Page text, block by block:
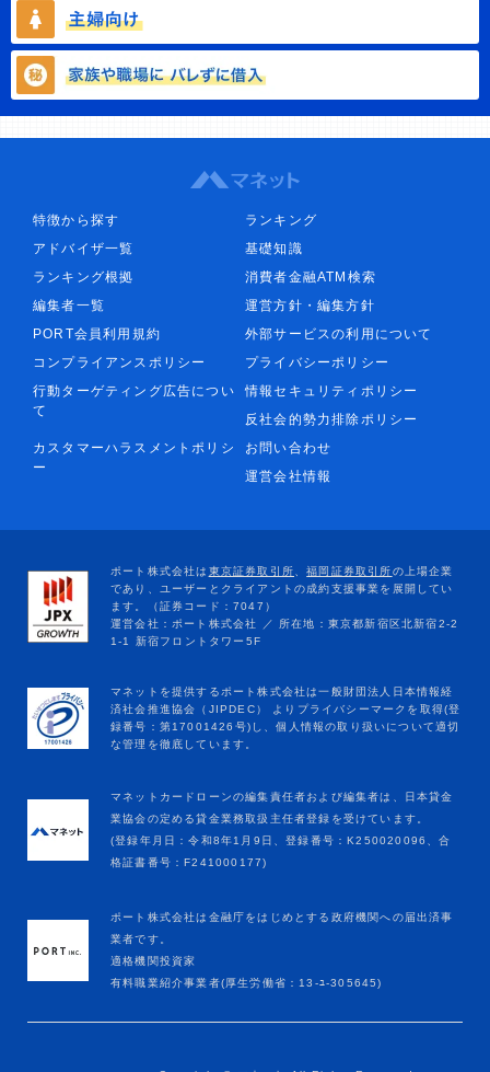
特徴から探す
ランキング
アドバイザ一覧
基礎知識
ランキング根拠
消費者金融ATM検索
編集者一覧
運営方針・編集方針
PORT会員利用規約
外部サービスの利用について
コンプライアンスポリシー
プライバシーポリシー
行動ターゲティング広告につい
て
情報セキュリティポリシー
反社会的勢力排除ポリシー
カスタマーハラスメントポリシ
ー
お問い合わせ
運営会社情報
マネットカードローンの編集責任者および編集者は、日本貸金
業協会の定める貸金業務取扱主任者登録を受けています。
(登録年月日：令和8年1月9日、登録番号：K250020096、合
格証書番号：F241000177)
ポート株式会社は金融庁をはじめとする政府機関への届出済事
業者です。
適格機関投資家
有料職業紹介事業者(厚生労働省：13-ﾕ-305645)